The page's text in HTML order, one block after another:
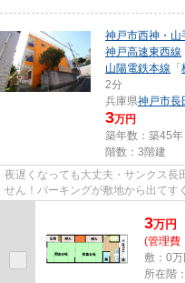
神戸市西神・山
神戸高速東西線
山陽電鉄本線 「
2分
兵庫県神戸市長
3万円
築年数：築45年
階数：3階建
夜遅くなっても大丈夫・サンクス長
せん！パーキングが敷地から出て
3万円
(管理費
敷：0
所在階